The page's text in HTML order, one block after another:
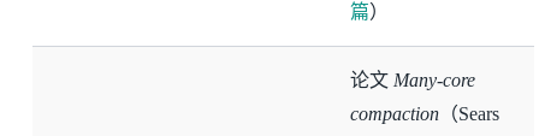
篇）
论文 Many-core
compaction（Sears